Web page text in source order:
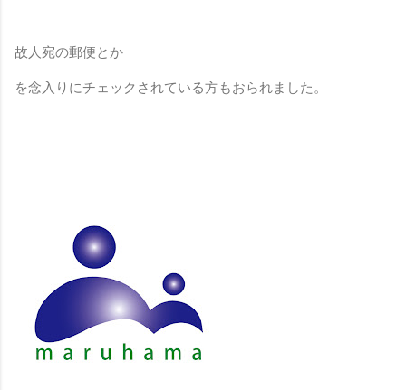
故人宛の郵便とか
を念入りにチェックされている方もおられました。